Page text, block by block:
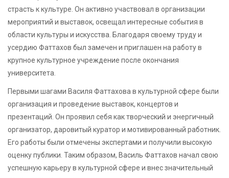
страсть к культуре. Он активно участвовал в организации
мероприятий и выставок, освещал интересные события в
области культуры и искусства. Благодаря своему труду и
усердию Фаттахов был замечен и приглашен на работу в
крупное культурное учреждение после окончания
университета.
Первыми шагами Василя Фаттахова в культурной сфере были
организация и проведение выставок, концертов и
презентаций. Он проявил себя как творческий и энергичный
организатор, даровитый куратор и мотивированный работник.
Его работы были отмечены экспертами и получили высокую
оценку публики. Таким образом, Василь Фаттахов начал свою
успешную карьеру в культурной сфере и внес значительный